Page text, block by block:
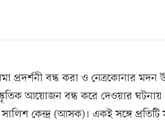
প্রদর্শনী বন্ধ করা ও নেত্রকোনার
আয়োজন বন্ধ করে দেওয়ার
কেন্দ্র (আসক)। একই সঙ্গে প্রতিটি